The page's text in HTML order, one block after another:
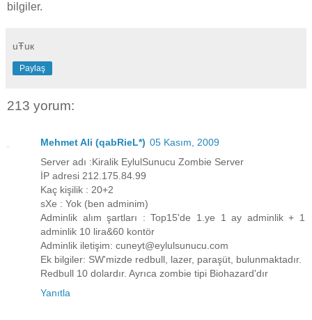
bilgiler.
uŦuк
Paylaş
213 yorum:
Mehmet Ali (qabRieL*) 05 Kasım, 2009
Server adı :Kiralik EylulSunucu Zombie Server
İP adresi 212.175.84.99
Kaç kişilik : 20+2
sXe : Yok (ben adminim)
Adminlik alım şartları : Top15'de 1.ye 1 ay adminlik + 1
adminlik 10 lira&60 kontör
Adminlik iletişim: cuneyt@eylulsunucu.com
Ek bilgiler: SW'mizde redbull, lazer, paraşüt, bulunmaktadır.
Redbull 10 dolardır. Ayrıca zombie tipi Biohazard'dır
Yanıtla